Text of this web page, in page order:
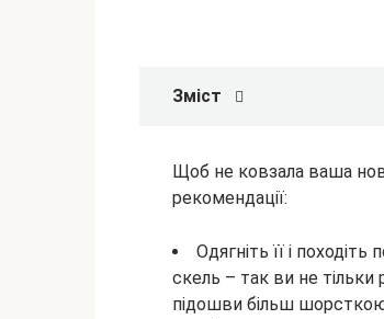
Зміст
Щоб не ковзала ваша
рекомендації:
Одягніть її і
скель – так ви не тільки
підошви більш